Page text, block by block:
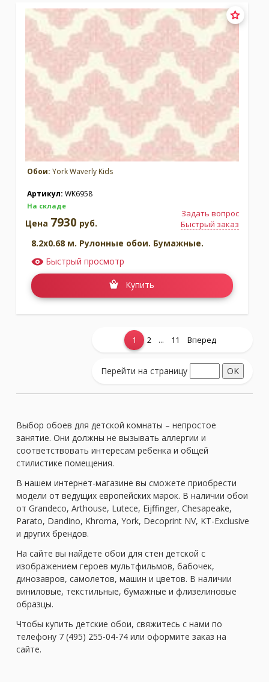
Обои: York Waverly Kids
Артикул: WK6958
На складе
Задать вопрос
Быстрый заказ
Цена 7930 руб.
8.2x0.68 м. Рулонные обои. Бумажные.
Быстрый просмотр
Купить
Показать еще...
1 2 ... 11 Вперед
Перейти на страницу
Выбор обоев для детской комнаты – непростое
занятие. Они должны не вызывать аллергии и
соответствовать интересам ребенка и общей
стилистике помещения.
В нашем интернет-магазине вы сможете приобрести
модели от ведущих европейских марок. В наличии обои
от Grandeco, Arthouse, Lutece, Eijffinger, Chesapeake,
Parato, Dandino, Khroma, York, Decoprint NV, KT-Exclusive
и других брендов.
На сайте вы найдете обои для стен детской с
изображением героев мультфильмов, бабочек,
динозавров, самолетов, машин и цветов. В наличии
виниловые, текстильные, бумажные и флизелиновые
образцы.
Чтобы купить детские обои, свяжитесь с нами по
телефону 7 (495) 255-04-74 или оформите заказ на
сайте.